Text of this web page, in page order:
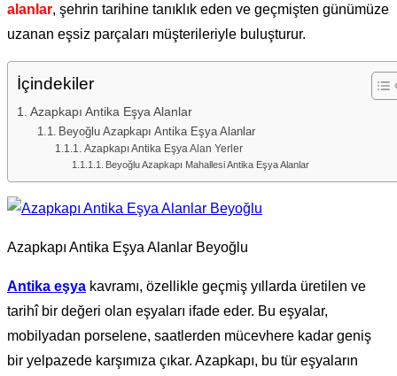
alanlar, şehrin tarihine tanıklık eden ve geçmişten günümüze
uzanan eşsiz parçaları müşterileriyle buluşturur.
İçindekiler
Azapkapı Antika Eşya Alanlar
Beyoğlu Azapkapı Antika Eşya Alanlar
Azapkapı Antika Eşya Alan Yerler
Beyoğlu Azapkapı Mahallesi Antika Eşya Alanlar
Azapkapı Antika Eşya Alanlar Beyoğlu
Antika eşya kavramı, özellikle geçmiş yıllarda üretilen ve
tarihî bir değeri olan eşyaları ifade eder. Bu eşyalar,
mobilyadan porselene, saatlerden mücevhere kadar geniş
bir yelpazede karşımıza çıkar. Azapkapı, bu tür eşyaların